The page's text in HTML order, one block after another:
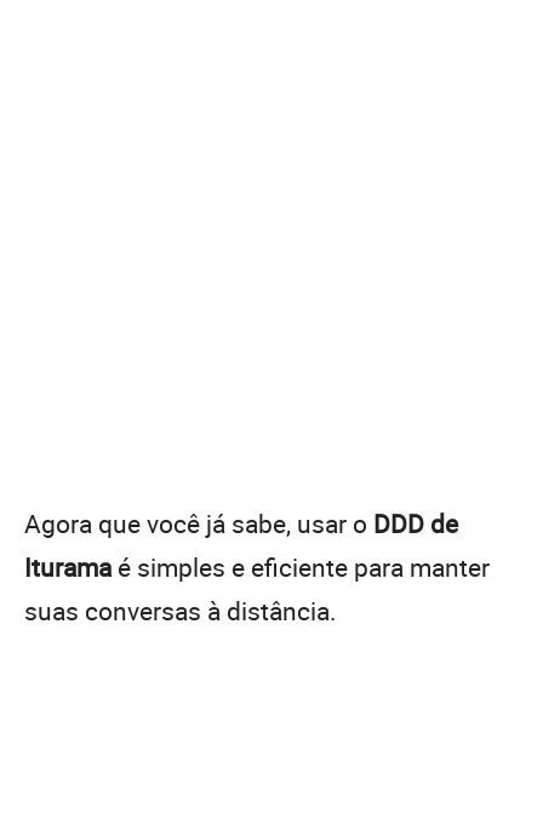
Agora que você já sabe, usar o DDD de
Iturama é simples e eficiente para manter
suas conversas à distância.